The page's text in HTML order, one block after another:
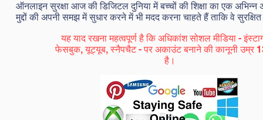
ऑनलाइन सुरक्षा आज की डिजिटल दुनिया में बच्चों की शिक्षा का एक
मुद्दों की अपनी समझ में सुधार करने में भी मदद करना चाहते हैं ताकि वे
यह याद रखना महत्वपूर्ण है कि अधिकांश सोशल मीडिया -
फेसबुक, यूट्यूब, स्नैपचैट - पर अकाउंट बनाने की कानूनी उम्र
है।